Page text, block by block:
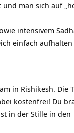
man sich auf
intensivem
einfach
in Rishikesh. Die
kostenfrei! Du
in der Stille in den